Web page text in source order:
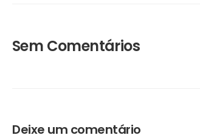
Sem Comentários
Deixe um comentário